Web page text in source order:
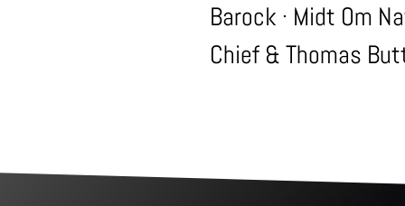
Barock · Midt Om
Chief & Thomas